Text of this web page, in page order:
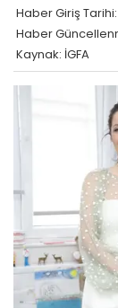
Haber Giriş
Haber
Kaynak: İGFA